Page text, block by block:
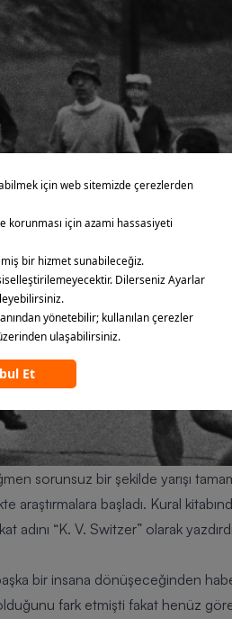
sorunsuz bir şekilde yarışı
başladı. Kural
adını “K. V. Switzer” olarak
bir insana dönüşeceğinden
olduğunu fark etmişti fakat henüz